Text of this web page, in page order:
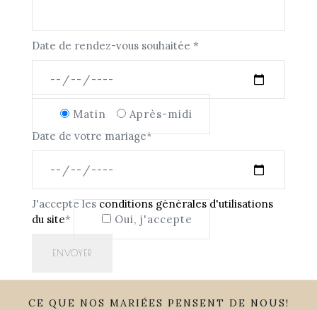
Date de rendez-vous souhaitée *
Matin
Après-midi
Date de votre mariage*
J'accepte lesconditions générales d'utilisations
du site* Oui, j'accepte
CE QUE NOS MARIÉES PENSENT DE NOUS!